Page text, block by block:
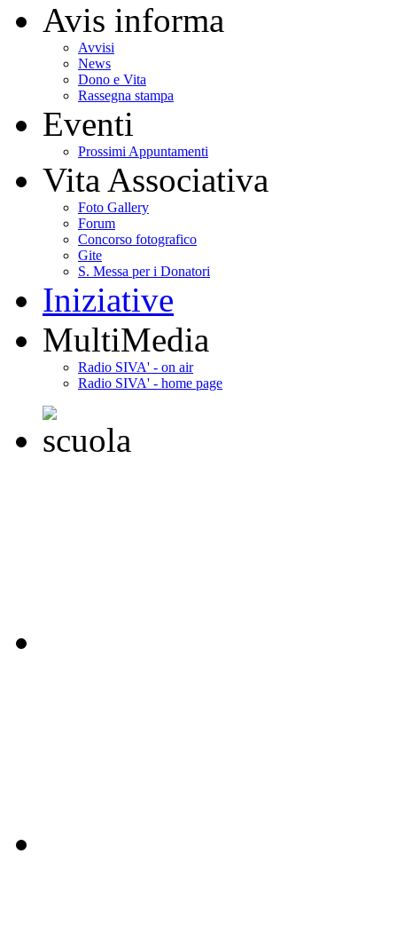
Avis informa
Avvisi
News
Dono e Vita
Rassegna stampa
Eventi
Prossimi Appuntamenti
Vita Associativa
Foto Gallery
Forum
Concorso fotografico
Gite
S. Messa per i Donatori
Iniziative
MultiMedia
Radio SIVA' - on air
Radio SIVA' - home page